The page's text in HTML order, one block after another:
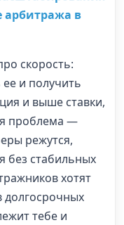
в
скорость:
ее и получить
и выше ставки,
проблема —
режутся,
без стабильных
хотят
долгосрочных
тебе и